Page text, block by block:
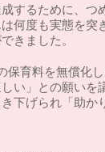
成するために、つ
何度も実態を突
きました。
保育料を無償化
い」との願いを
下げられ「助か